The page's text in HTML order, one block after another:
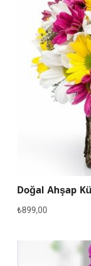
Doğal Ahşap
₺899,00